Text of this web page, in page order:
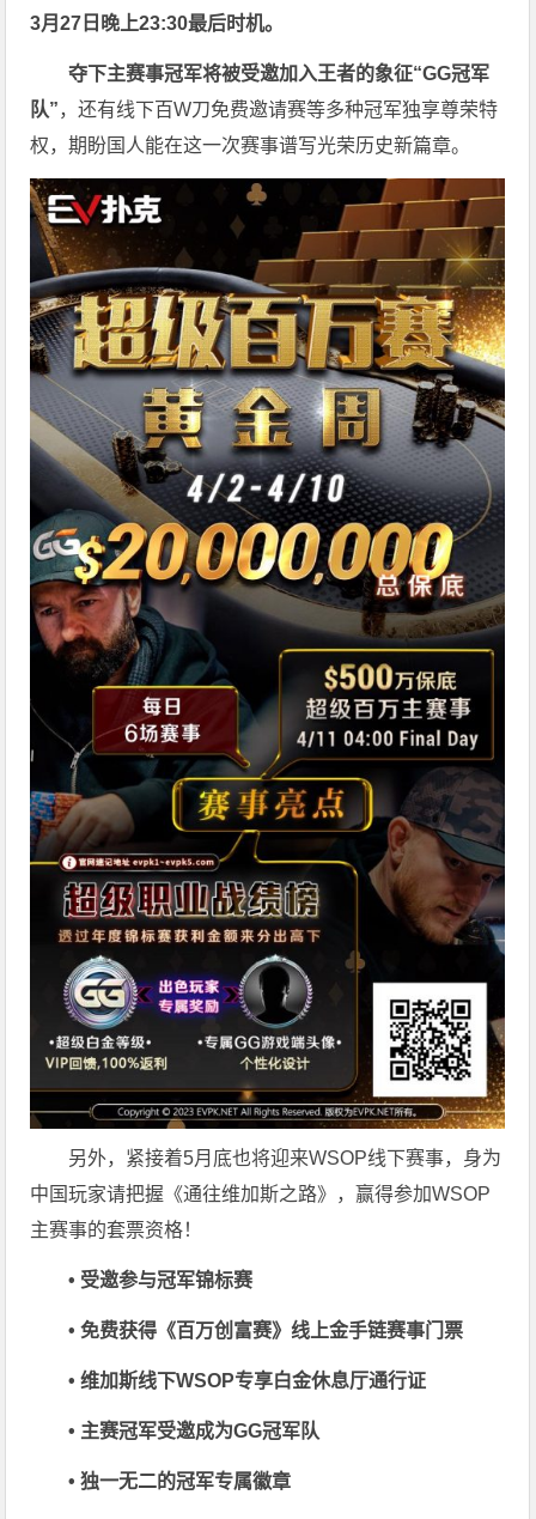
3月27日晚上23:30最后时机。
夺下主赛事冠军将被受邀加入王者的象征“GG冠军
队”，还有线下百W刀免费邀请赛等多种冠军独享尊荣特
权，期盼国人能在这一次赛事谱写光荣历史新篇章。
另外，紧接着5月底也将迎来WSOP线下赛事，身为
中国玩家请把握《通往维加斯之路》，赢得参加WSOP
主赛事的套票资格！
• 受邀参与冠军锦标赛
• 免费获得《百万创富赛》线上金手链赛事门票
• 维加斯线下WSOP专享白金休息厅通行证
• 主赛冠军受邀成为GG冠军队
• 独一无二的冠军专属徽章